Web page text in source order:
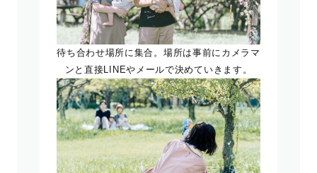
待ち合わせ場所に集合。場所は事前にカメラマ
ンと直接LINEやメールで決めていきます。